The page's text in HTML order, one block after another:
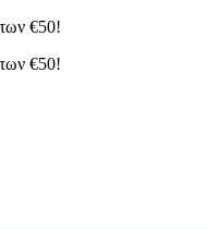
€50!
€50!